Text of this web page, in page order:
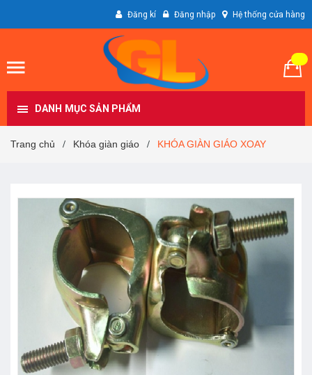
Đăng kí Đăng nhập Hệ thống cửa hàng
DANH MỤC SẢN PHẨM
Trang chủ / Khóa giàn giáo / KHÓA GIÀN GIÁO XOAY